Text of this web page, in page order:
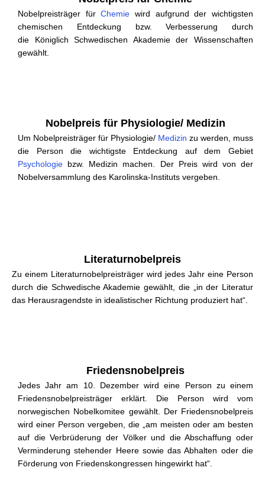
Nobelpreisträger fürChemie wird aufgrund der wichtigsten
chemischen Entdeckung bzw. Verbesserung durch
die Königlich Schwedischen Akademie der Wissenschaften
gewählt.
Nobelpreis für Physiologie/ Medizin
Um Nobelpreisträger für Physiologie/ Medizin zu werden, muss
die Person die wichtigste Entdeckung auf dem Gebiet
Psychologie bzw. Medizin machen. Der Preis wird von der
Nobelversammlung des Karolinska-Instituts vergeben.
Literaturnobelpreis
Zu einem Literaturnobelpreisträger wird jedes Jahr eine Person
durch die Schwedische Akademie gewählt, die „in der Literatur
das Herausragendste in idealistischer Richtung produziert hat“.
Friedensnobelpreis
Jedes Jahr am 10. Dezember wird eine Person zu einem
Friedensnobelpreisträger erklärt. Die Person wird vom
norwegischen Nobelkomitee gewählt. Der Friedensnobelpreis
wird einer Person vergeben, die „am meisten oder am besten
auf die Verbrüderung der Völker und die Abschaffung oder
Verminderung stehender Heere sowie das Abhalten oder die
Förderung von Friedenskongressen hingewirkt hat“.